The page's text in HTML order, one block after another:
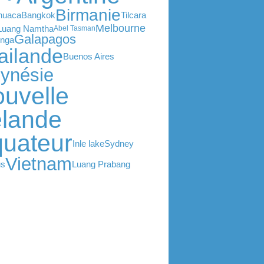
BangkokBirmanieTilcara
NamthaAbel TasmanMelbourne
Galapagos
Buenos Aires
Inle lakeSydney
VietnamLuang Prabang